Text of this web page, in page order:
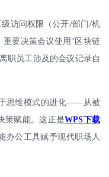
级访问权限（公开/部门/机
重要决策会议使用 " 区块链
职员工涉及的会议记录自
思维模式的进化——从被
策赋能。这正是WPS下载
办公工具赋予现代职场人